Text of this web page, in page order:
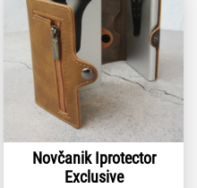
Novčanik Iprotector
Exclusive